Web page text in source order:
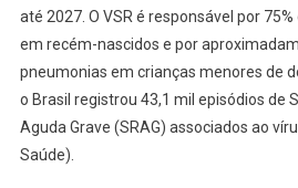
até 2027. O VSR é responsável por
em recém-nascidos e por
pneumonias em crianças menores de
o Brasil registrou 43,1 mil episódios de
Aguda Grave (SRAG) associados ao
Saúde).